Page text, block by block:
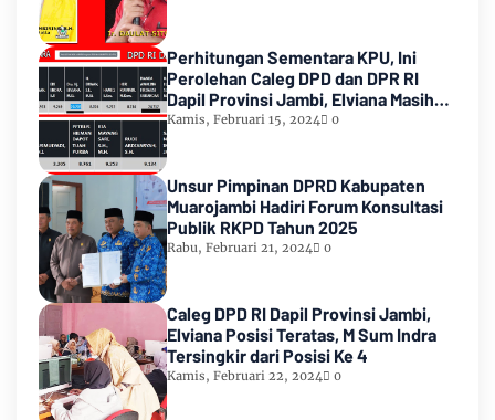
Perhitungan Sementara KPU, Ini
Perolehan Caleg DPD dan DPR RI
Dapil Provinsi Jambi, Elviana Masih
Urutan Kedua Teratas
Kamis, Februari 15, 2024 0
Unsur Pimpinan DPRD Kabupaten
Muarojambi Hadiri Forum Konsultasi
Publik RKPD Tahun 2025
Rabu, Februari 21, 2024 0
Caleg DPD RI Dapil Provinsi Jambi,
Elviana Posisi Teratas, M Sum Indra
Tersingkir dari Posisi Ke 4
Kamis, Februari 22, 2024 0